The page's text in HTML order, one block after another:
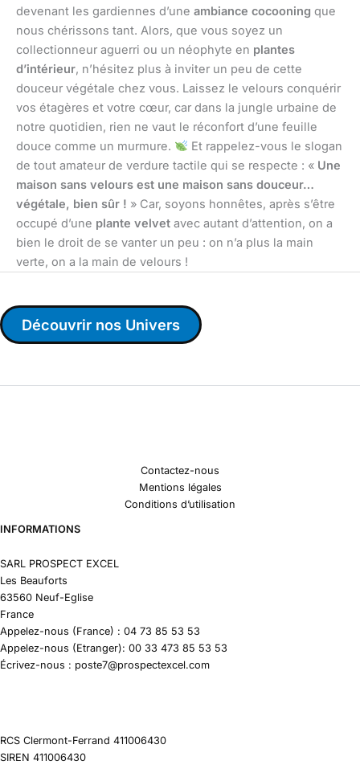
devenant les gardiennes d’une ambiance cocooning que
nous chérissons tant. Alors, que vous soyez un
collectionneur aguerri ou un néophyte en plantes
d’intérieur, n’hésitez plus à inviter un peu de cette
douceur végétale chez vous. Laissez le velours conquérir
vos étagères et votre cœur, car dans la jungle urbaine de
notre quotidien, rien ne vaut le réconfort d’une feuille
douce comme un murmure.
Et rappelez-vous le slogan
de tout amateur de verdure tactile qui se respecte : « Une
maison sans velours est une maison sans douceur…
végétale, bien sûr ! » Car, soyons honnêtes, après s’être
occupé d’une plante velvet avec autant d’attention, on a
bien le droit de se vanter un peu : on n’a plus la main
verte, on a la main de velours !
Découvrir nos Univers
Contactez-nous
Mentions légales
Conditions d’utilisation
INFORMATIONS
SARL PROSPECT EXCEL
Les Beauforts
63560 Neuf-Eglise
France
Appelez-nous (France) : 04 73 85 53 53
Appelez-nous (Etranger): 00 33 473 85 53 53
Écrivez-nous : poste7@prospectexcel.com
RCS Clermont-Ferrand 411006430
SIREN 411006430